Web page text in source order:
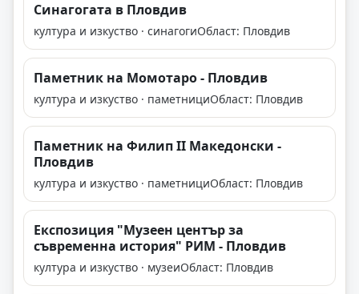
Синагогата в Пловдив
култура и изкуство · синагогиОбласт: Пловдив
Паметник на Момотаро - Пловдив
култура и изкуство · паметнициОбласт: Пловдив
Паметник на Филип II Македонски -
Пловдив
култура и изкуство · паметнициОбласт: Пловдив
Експозиция "Музеен център за
съвременна история" РИМ - Пловдив
култура и изкуство · музеиОбласт: Пловдив